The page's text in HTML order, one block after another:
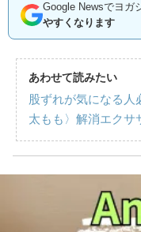
Google Newsでヨガ
やすくなります
あわせて読みたい
股ずれが気になる人
太もも〉解消エクサ